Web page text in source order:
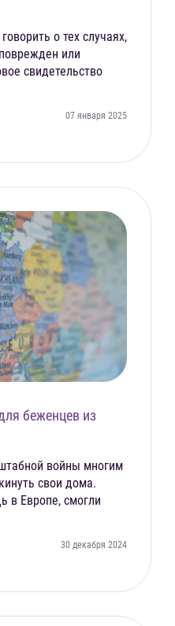
07 января 2025
о тех случаях,
или
свидетельство
беженцев из
30 декабря 2024
войны многим
свои дома.
в Европе, смогли